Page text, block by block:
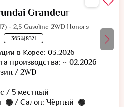
Grandeur
- 2,5 Gasoline 2WD Honors
365러8321
в Корее: 03.2026
производства: ~ 02.2026
/ 2WD
/ 5 местный
/ Салон: Чёрный